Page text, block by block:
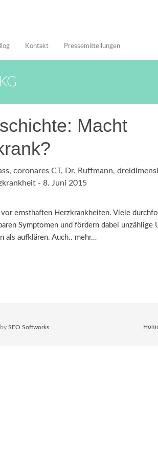
Kontakt Pressemitteilungen
Macht
, coronares CT, Dr. Ruffmann,
- 8. Juni 2015
ernsthaften Herzkrankheiten. Viele
Symptomen und fördern dabei unzählige
als aufklären. Auch.. mehr…
SEO Softworks